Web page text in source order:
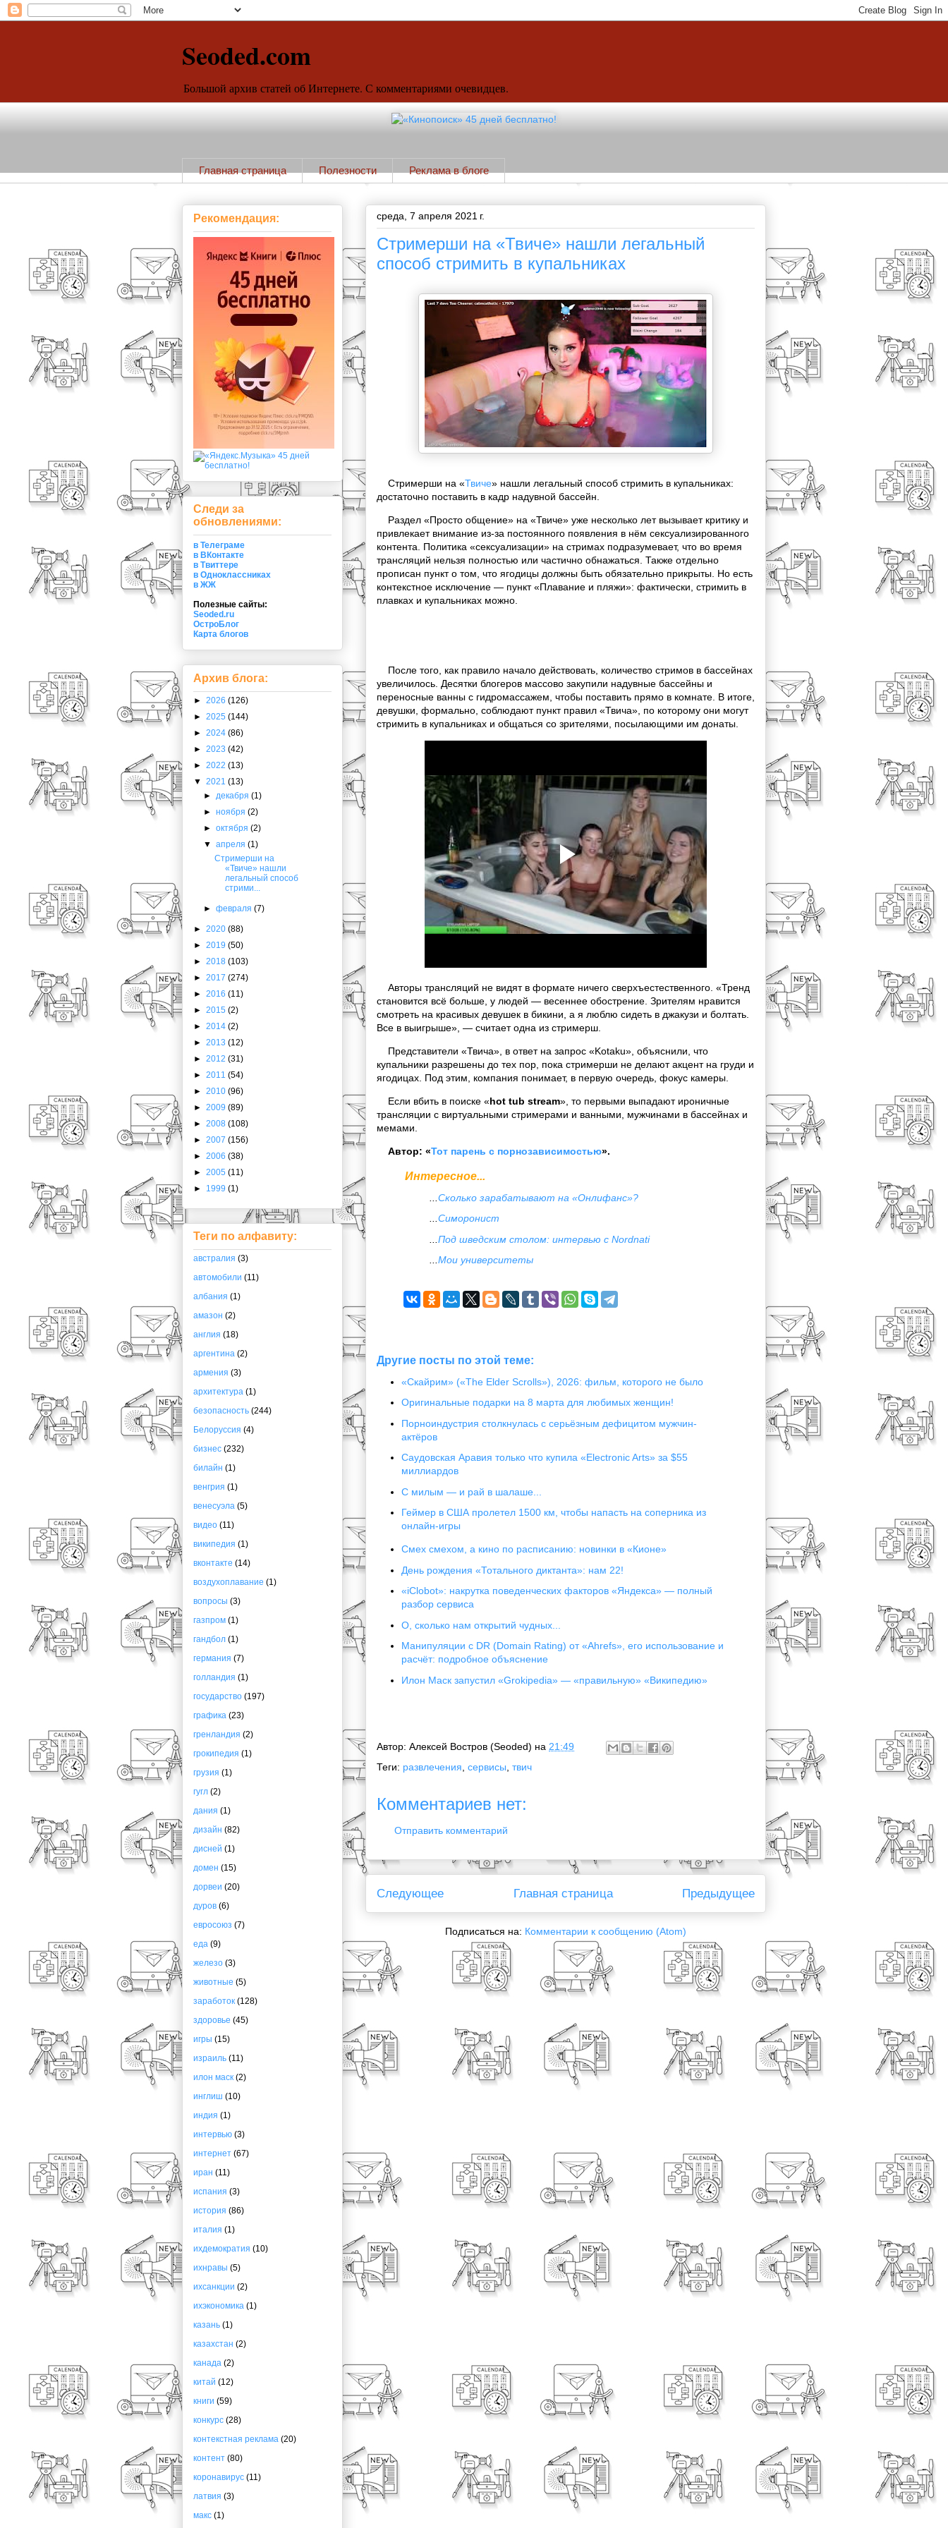
Seoded.com
Большой архив статей об Интернете. С комментариями очевидцев.
Главная страница Полезности Реклама в блоге
среда, 7 апреля 2021 г.
Стримерши на «Твиче» нашли легальный
способ стримить в купальниках
Стримерши на «Твиче» нашли легальный способ стримить в купальниках:
достаточно поставить в кадр надувной бассейн.
Раздел «Просто общение» на «Твиче» уже несколько лет вызывает критику и
привлекает внимание из-за постоянного появления в нём сексуализированного
контента. Политика «сексуализации» на стримах подразумевает, что во время
трансляций нельзя полностью или частично обнажаться. Также отдельно
прописан пункт о том, что ягодицы должны быть обязательно прикрыты. Но есть
контекстное исключение — пункт «Плавание и пляжи»: фактически, стримить в
плавках и купальниках можно.
После того, как правило начало действовать, количество стримов в бассейнах
увеличилось. Десятки блогеров массово закупили надувные бассейны и
переносные ванны с гидромассажем, чтобы поставить прямо в комнате. В итоге,
девушки, формально, соблюдают пункт правил «Твича», по которому они могут
стримить в купальниках и общаться со зрителями, посылающими им донаты.
Авторы трансляций не видят в формате ничего сверхъестественного. «Тренд
становится всё больше, у людей — весеннее обострение. Зрителям нравится
смотреть на красивых девушек в бикини, а я люблю сидеть в джакузи и болтать.
Все в выигрыше», — считает одна из стримерш.
Представители «Твича», в ответ на запрос «Kotaku», объяснили, что
купальники разрешены до тех пор, пока стримерши не делают акцент на груди и
ягодицах. Под этим, компания понимает, в первую очередь, фокус камеры.
Если вбить в поиске «hot tub stream», то первыми выпадают ироничные
трансляции с виртуальными стримерами и ванными, мужчинами в бассейнах и
мемами.
Автор: «Тот парень с порнозависимостью».
Интересное...
Сколько зарабатывают на «Онлифанс»?
Симоронист
Под шведским столом: интервью с Nordnati
Мои университеты
Другие посты по этой теме:
«Скайрим» («The Elder Scrolls»), 2026: фильм, которого не было
Оригинальные подарки на 8 марта для любимых женщин!
Порноиндустрия столкнулась с серьёзным дефицитом мужчин-
актёров
Саудовская Аравия только что купила «Electronic Arts» за $55
миллиардов
С милым — и рай в шалаше...
Геймер в США пролетел 1500 км, чтобы напасть на соперника из
онлайн-игры
Смех смехом, а кино по расписанию: новинки в «Кионе»
День рождения «Тотального диктанта»: нам 22!
«iClobot»: накрутка поведенческих факторов «Яндекса» — полный
разбор сервиса
О, сколько нам открытий чудных...
Манипуляции с DR (Domain Rating) от «Ahrefs», его использование и
расчёт: подробное объяснение
Илон Маск запустил «Grokipedia» — «правильную» «Википедию»
Автор: Алексей Востров (Seoded) на 21:49
Теги: развлечения, сервисы, твич
Комментариев нет:
Отправить комментарий
Следующее Предыдущее
Главная страница
Подписаться на: Комментарии к сообщению (Atom)
Рекомендация:
Следи за
обновлениями:
в Телеграме
в ВКонтакте
в Твиттере
в Одноклассниках
в ЖЖ
Полезные сайты:
Seoded.ru
ОстроБлог
Карта блогов
Архив блога:
► 2026 (126)
► 2025 (144)
► 2024 (86)
► 2023 (42)
► 2022 (13)
▼ 2021 (13)
► декабря(1)
►ноября(2)
►октября(2)
▼апреля(1)
Стримерши на
«Твиче» нашли
легальный способ
стрими...
►февраля(7)
► 2020 (88)
► 2019 (50)
► 2018 (103)
► 2017 (274)
► 2016 (11)
► 2015 (2)
► 2014 (2)
► 2013 (12)
► 2012 (31)
► 2011 (54)
► 2010 (96)
► 2009 (89)
► 2008 (108)
► 2007 (156)
► 2006 (38)
► 2005 (11)
► 1999 (1)
Теги по алфавиту:
австралия (3)
автомобили (11)
албания (1)
амазон (2)
англия (18)
аргентина (2)
армения (3)
архитектура (1)
безопасность (244)
Белоруссия (4)
бизнес (232)
билайн (1)
венгрия (1)
венесуэла (5)
видео (11)
википедия (1)
вконтакте (14)
воздухоплавание (1)
вопросы (3)
газпром (1)
гандбол (1)
германия (7)
голландия (1)
государство (197)
графика (23)
гренландия (2)
грокипедия (1)
грузия (1)
гугл (2)
дания (1)
дизайн (82)
дисней (1)
домен (15)
дорвеи (20)
дуров (6)
евросоюз (7)
еда (9)
железо (3)
животные (5)
заработок (128)
здоровье (45)
игры (15)
израиль (11)
илон маск (2)
инглиш (10)
индия (1)
интервью (3)
интернет (67)
иран (11)
испания (3)
история (86)
италия (1)
ихдемократия (10)
ихнравы (5)
ихсанкции (2)
ихэкономика (1)
казань (1)
казахстан (2)
канада (2)
китай (12)
книги (59)
конкурс (28)
контекстная реклама (20)
контент (80)
коронавирус (11)
латвия (3)
макс (1)